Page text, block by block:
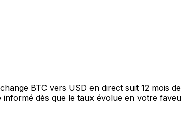
BTC vers USD en direct suit 12 mois
dès que le taux évolue en votre